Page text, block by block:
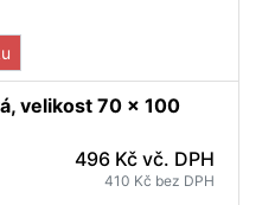
velikost 70 x 100
496 Kč vč. DPH
410 Kč bez DPH